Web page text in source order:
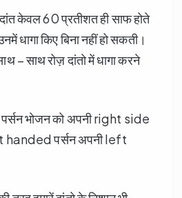
केवल 60 प्रतीशत ही साफ होते
धागा किए बिना नहीं हो सकती।
– साथ रोज़ दांतो में धागा करने
भोजन को अपनी right side
handed पर्सन अपनी left